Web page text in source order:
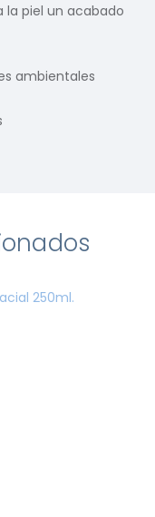
la piel un acabado
ambientales